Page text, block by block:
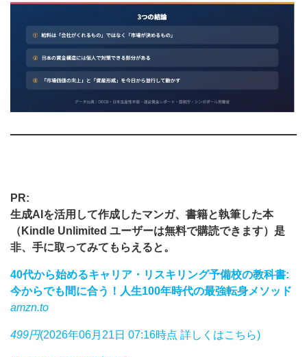
PR:
生成AIを活用して作成したマンガ、書籍と執筆した本
（Kindle Unlimited ユーザーは無料で購読できます）是
非、手に取ってみてもらえると。
40代から始めるキャリア・リスキリング予備校の教科書:
今からでも間に合う！人生100年時代の最強転身メソッド
amzn.to
499円(2026年06月21日 07:16時点 詳しくはこちら)